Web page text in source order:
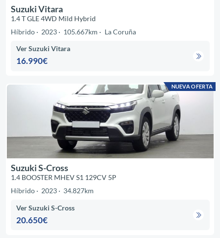
Suzuki Vitara
1.4 T GLE 4WD Mild Hybrid
Híbrido
2023 105.667km La Coruña
Ver Suzuki Vitara
16.990€
NUEVA OFERTA
Suzuki S-Cross
1.4 BOOSTER MHEV S1 129CV 5P
Híbrido
2023 34.827km
Ver Suzuki S-Cross
20.650€